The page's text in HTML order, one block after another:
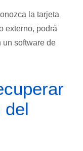
la tarjeta
externo, podrá
un software de
del